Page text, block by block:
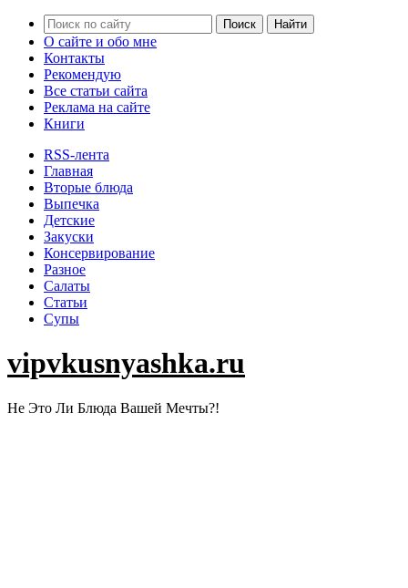
О сайте и обо мне
Контакты
Рекомендую
Все статьи сайта
Реклама на сайте
Книги
RSS-лента
Главная
Вторые блюда
Выпечка
Детские
Закуски
Консервирование
Разное
Салаты
Статьи
Супы
vipvkusnyashka.ru
Не Это Ли Блюда Вашей Мечты?!